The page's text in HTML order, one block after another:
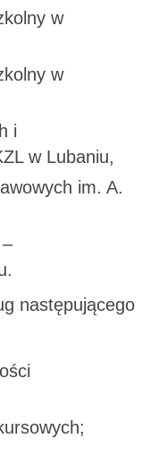
w
w
i
w Lubaniu,
im. A.
następującego